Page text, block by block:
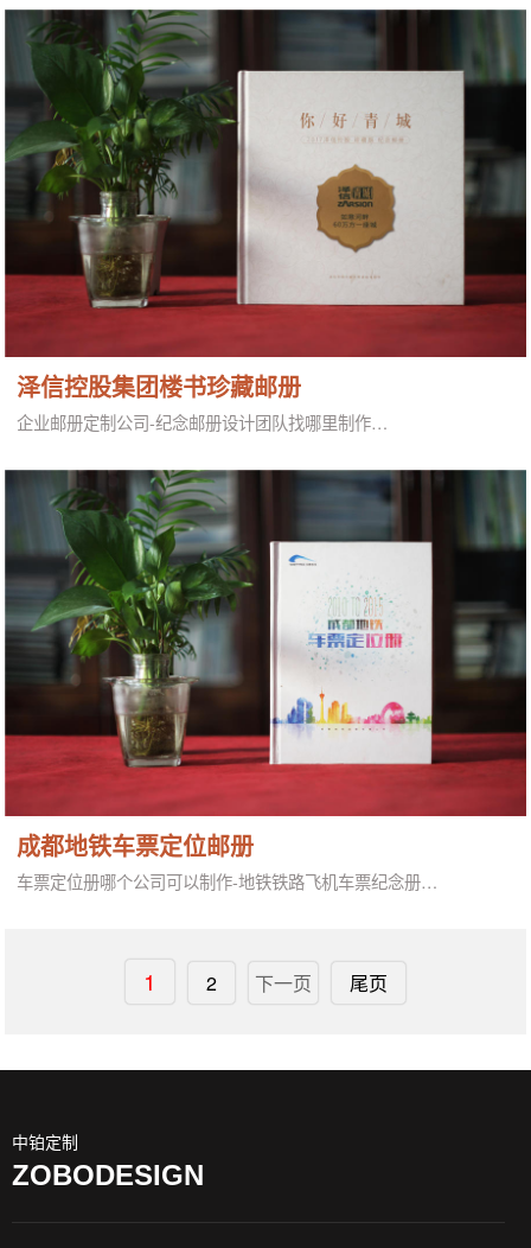
泽信控股集团楼书珍藏邮册
企业邮册定制公司-纪念邮册设计团队找哪里制作…
成都地铁车票定位邮册
车票定位册哪个公司可以制作-地铁铁路飞机车票纪念册…
1 2 下一页 尾页
中铂定制
ZOBODESIGN